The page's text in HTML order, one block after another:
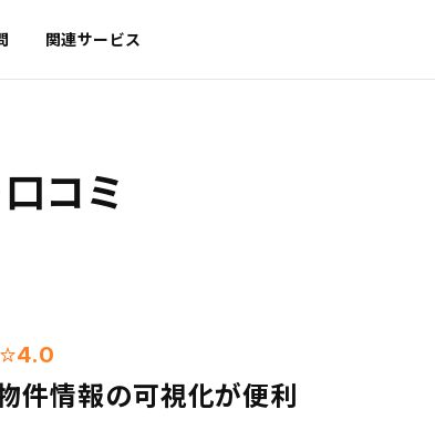
関連サービス
コミ
4.0
件情報の可視化が便利